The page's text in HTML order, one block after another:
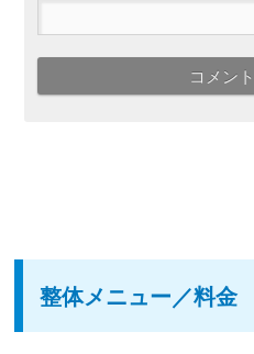
整体メニュー／料金